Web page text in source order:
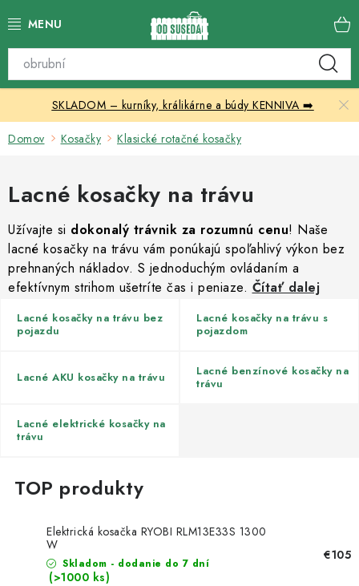
na
Katalóg produktov
Skleníky
Chovateľské potreby
Prístrešky
Vonkajšia dlažba
Kontakty
SKLADOM – kurníky, králikárne a búdy KENNIVA ➡️
Domov Kosačky Klasické rotačné kosačky
Lacné kosačky na trávu
Užívajte si dokonalý trávnik za rozumnú cenu! Naše
lacné kosačky na trávu vám ponúkajú spoľahlivý výkon bez
prehnaných nákladov. S jednoduchým ovládaním a
efektívnym strihom ušetríte čas i peniaze. Čítať dalej
Lacné kosačky na trávu bez
pojazdu
Lacné kosačky na trávu s
pojazdom
Lacné AKU kosačky na trávu
Lacné benzínové kosačky na
trávu
Lacné elektrické kosačky na
trávu
Elektrická kosačka RYOBI RLM13E33S 1300
W
Skladom - dodanie do 7 dní
(>1000 ks)
€105